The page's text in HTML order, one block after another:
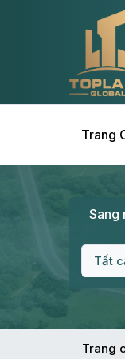
Trang
Sang
Tất
Trang